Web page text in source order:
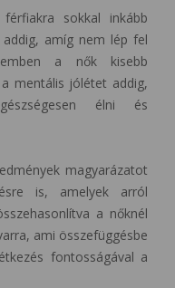
sokkal inkább
amíg nem lép fel
a nők kisebb
mentális jólétet addig,
élni és
magyarázatot
is, amelyek arról
a nőknél
ami összefüggésbe
fontosságával a